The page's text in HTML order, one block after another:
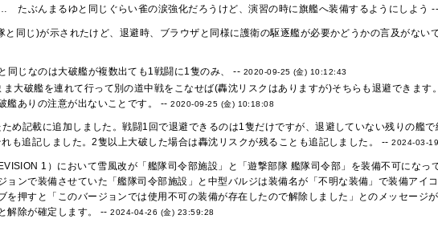
たぶんまるゆと同じぐらい雀の涙強化だろうけど、演習の時に旗艦へ装備するようにしよう --
同じ)が示されたけど、退避時、ブラウザと同様に護衛の駆逐艦が必要かどうかの言及がない
同じなのは大破艦が複数出ても1戦闘に1隻のみ、 -- 2020-09-25 (金) 10:12:43
大破艦を連れて行って別の道中戦をこなせば(轟沈リスクはありますが)そちらも退避できます
艦ありの注意が出ないことです。 --2020-09-25 (金) 10:18:08
め記載に追加しました。戦闘1回で退避できるのは1隻だけですが、退避していない残りの艦
も追記しました。2隻以上大破した場合は轟沈リスクが残ることも追記しました。 --2024-03-
1）において雪風改が「艦隊司令部施設」と「遊撃部隊 艦隊司令部」を装備不可になっ
ョンで装備させていた「艦隊司令部施設」と中型バルジは装備名が「不明な装備」で装備アイ
を押すと「このバージョンでは使用不可の装備が存在したので解除しました」とのメッセージ
解除が確定します。 --2024-04-26 (金) 23:59:28